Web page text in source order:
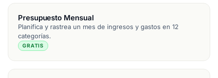
Presupuesto Mensual
Planifica y rastrea un mes de ingresos y gastos en 12
categorías.
GRATIS